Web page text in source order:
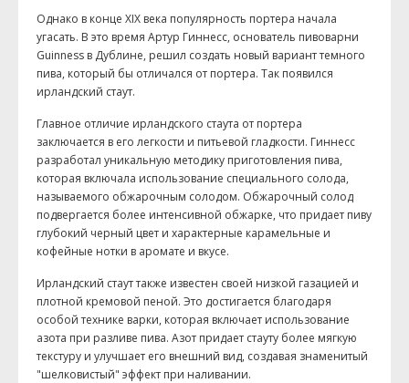
Однако в конце XIX века популярность портера начала
угасать. В это время Артур Гиннесс, основатель пивоварни
Guinness в Дублине, решил создать новый вариант темного
пива, который бы отличался от портера. Так появился
ирландский стаут.
Главное отличие ирландского стаута от портера
заключается в его легкости и питьевой гладкости. Гиннесс
разработал уникальную методику приготовления пива,
которая включала использование специального солода,
называемого обжарочным солодом. Обжарочный солод
подвергается более интенсивной обжарке, что придает пиву
глубокий черный цвет и характерные карамельные и
кофейные нотки в аромате и вкусе.
Ирландский стаут также известен своей низкой газацией и
плотной кремовой пеной. Это достигается благодаря
особой технике варки, которая включает использование
азота при разливе пива. Азот придает стауту более мягкую
текстуру и улучшает его внешний вид, создавая знаменитый
"шелковистый" эффект при наливании.